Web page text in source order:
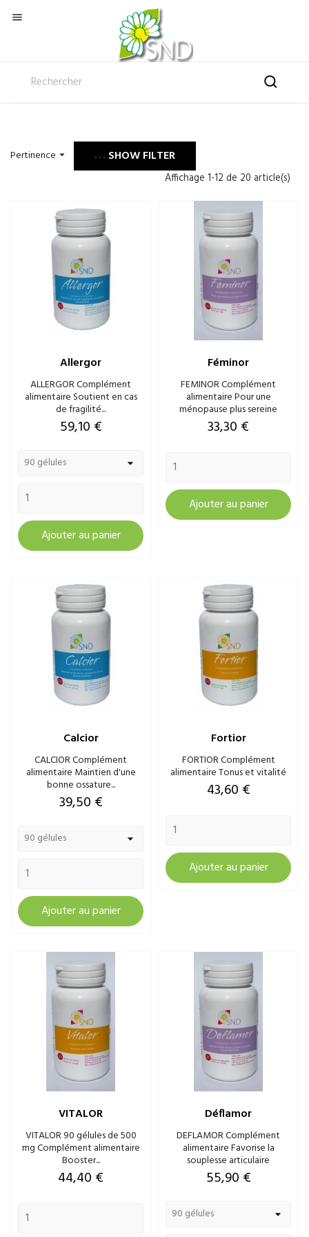

Pertinence  SHOW FILTER
Affichage 1-12 de 20 article(s)
Allergor
ALLERGOR Complément
alimentaire Soutient en cas
de fragilité...
Prix
59,10 €
Ajouter au panier
Féminor
FEMINOR Complément
alimentaire Pour une
ménopause plus sereine
Prix
33,30 €
Ajouter au panier
Calcior
CALCIOR Complément
alimentaire Maintien d'une
bonne ossature...
Prix
39,50 €
Ajouter au panier
Fortior
FORTIOR Complément
alimentaire Tonus et vitalité
Prix
43,60 €
Ajouter au panier
VITALOR
VITALOR 90 gélules de 500
mg Complément alimentaire
Booster...
Prix
44,40 €
Déflamor
DEFLAMOR Complément
alimentaire Favorise la
souplesse articulaire
Prix
55,90 €